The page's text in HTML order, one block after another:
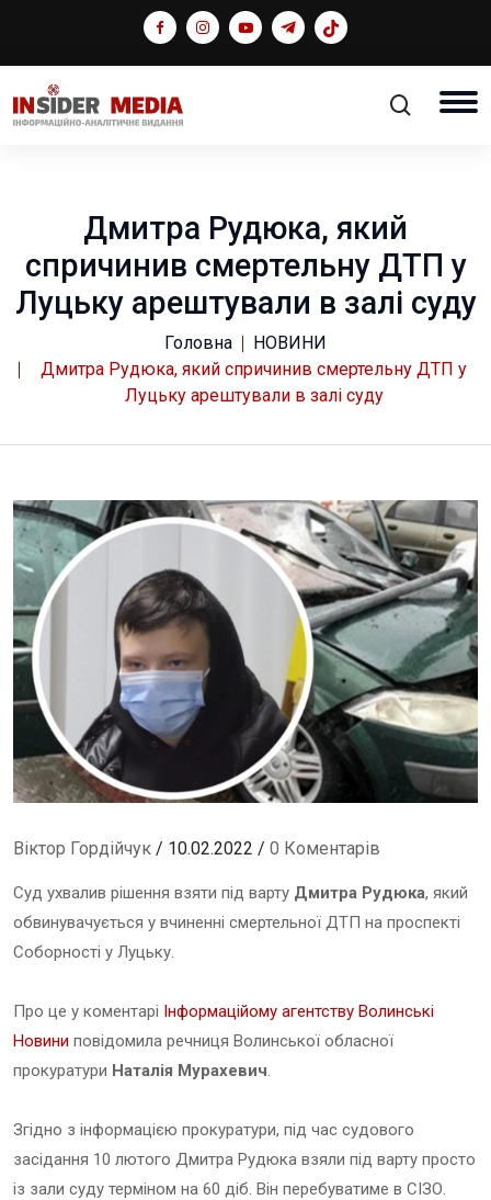
Дмитра Рудюка, який
спричинив смертельну ДТП у
Луцьку арештували в залі суду
Головна
НОВИНИ
Дмитра Рудюка, який спричинив смертельну ДТП у
Луцьку арештували в залі суду
Віктор Гордійчук / 10.02.2022 / 0 Коментарів
Суд ухвалив рішення взяти під варту Дмитра Рудюка, який
обвинувачується у вчиненні смертельної ДТП на проспекті
Соборності у Луцьку.
Про це у коментарі Інформаційому агентству Волинські
Новини повідомила речниця Волинської обласної
прокуратури Наталія Мурахевич.
Згідно з інформацією прокуратури, під час судового
засідання 10 лютого Дмитра Рудюка взяли під варту просто
із зали суду терміном на 60 діб. Він перебуватиме в СІЗО.